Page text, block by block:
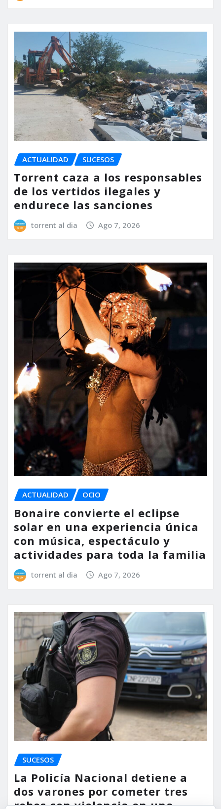
ACTUALIDAD SUCESOS
Torrent caza a los responsables
de los vertidos ilegales y
endurece las sanciones
torrent al dia Ago 7, 2026
ACTUALIDAD OCIO
Bonaire convierte el eclipse
solar en una experiencia única
con música, espectáculo y
actividades para toda la familia
torrent al dia Ago 7, 2026
SUCESOS
La Policía Nacional detiene a
dos varones por cometer tres
robos con violencia en una